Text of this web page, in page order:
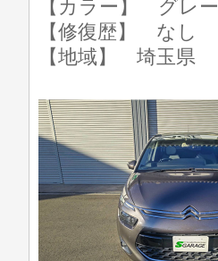
【カラー】 グレー
【修復歴】 なし
【地域】 埼玉県